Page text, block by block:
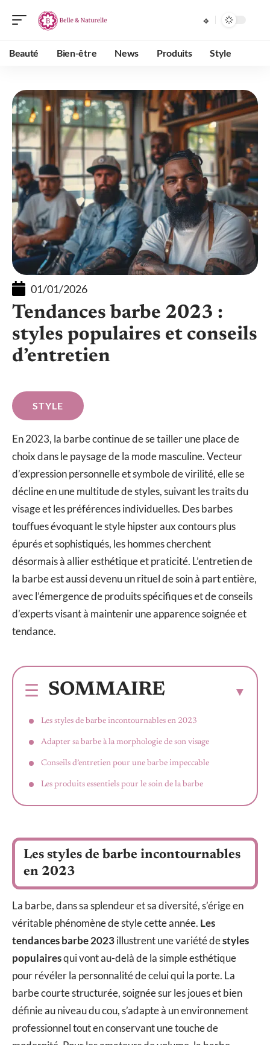
Beauté Bien-être News Produits Style
01/01/2026
Tendances barbe 2023 :
styles populaires et conseils
d’entretien
STYLE
En 2023, la barbe continue de se tailler une place de
choix dans le paysage de la mode masculine. Vecteur
d’expression personnelle et symbole de virilité, elle se
décline en une multitude de styles, suivant les traits du
visage et les préférences individuelles. Des barbes
touffues évoquant le style hipster aux contours plus
épurés et sophistiqués, les hommes cherchent
désormais à allier esthétique et praticité. L’entretien de
la barbe est aussi devenu un rituel de soin à part entière,
avec l’émergence de produits spécifiques et de conseils
d’experts visant à maintenir une apparence soignée et
tendance.
SOMMAIRE
Les styles de barbe incontournables en 2023
Adapter sa barbe à la morphologie de son visage
Conseils d’entretien pour une barbe impeccable
Les produits essentiels pour le soin de la barbe
Les styles de barbe incontournables
en 2023
La barbe, dans sa splendeur et sa diversité, s’érige en
véritable phénomène de style cette année. Les
tendances barbe 2023illustrent une variété destyles
populairesqui vont au-delà de la simple esthétique
pour révéler la personnalité de celui qui la porte. La
barbe courte structurée, soignée sur les joues et bien
définie au niveau du cou, s’adapte à un environnement
professionnel tout en conservant une touche de